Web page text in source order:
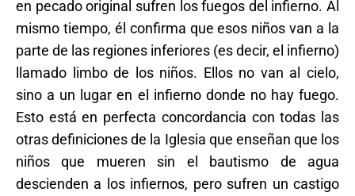
en pecado original sufren los fuegos del infierno. Al
mismo tiempo, él confirma que esos niños van a la
parte de las regiones inferiores (es decir, el infierno)
llamado limbo de los niños. Ellos no van al cielo,
sino a un lugar en el infierno donde no hay fuego.
Esto está en perfecta concordancia con todas las
otras definiciones de la Iglesia que enseñan que los
niños que mueren sin el bautismo de agua
descienden a los infiernos, pero sufren un castigo